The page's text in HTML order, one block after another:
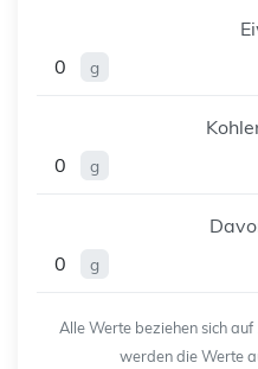
0
g
0
g
0
g
Alle Werte beziehen sich
werden die Werte